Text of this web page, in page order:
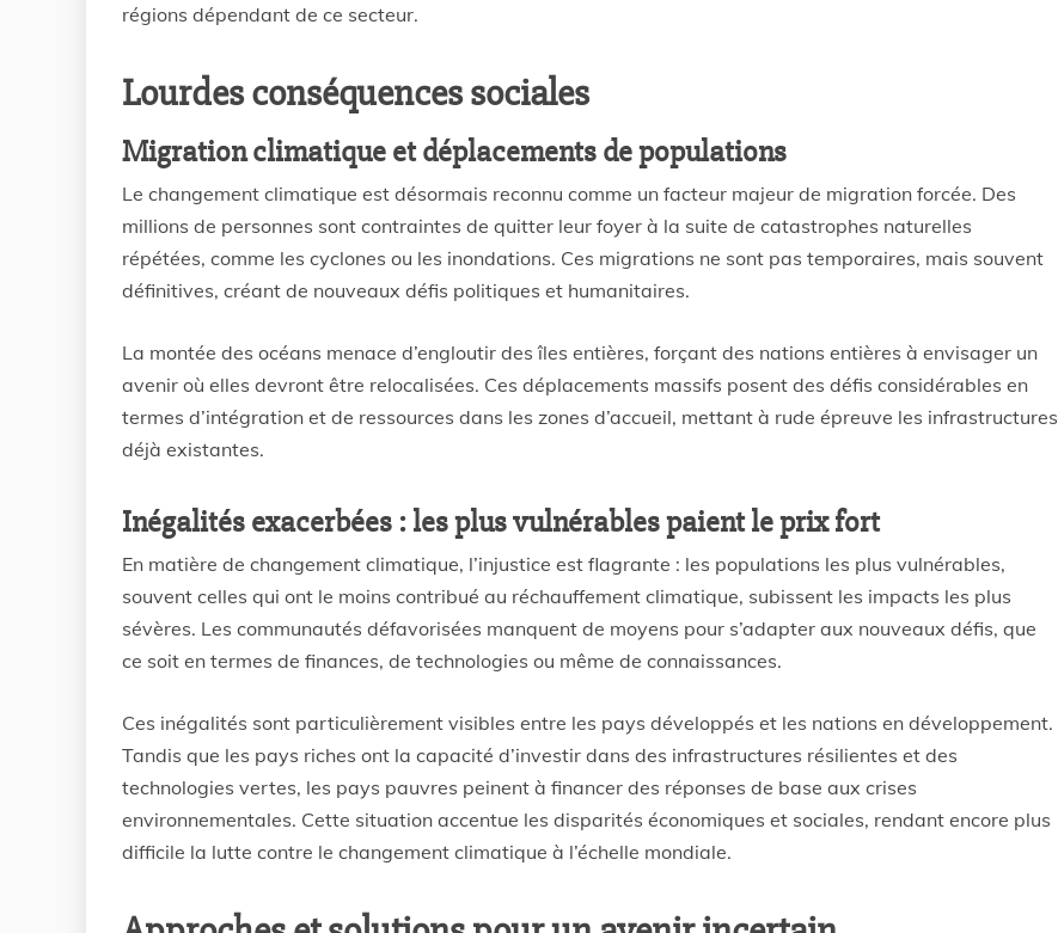
régions dépendant de ce secteur.
Lourdes conséquences sociales
Migration climatique et déplacements de populations
Le changement climatique est désormais reconnu comme un facteur majeur de migration forcée. Des
millions de personnes sont contraintes de quitter leur foyer à la suite de catastrophes naturelles
répétées, comme les cyclones ou les inondations. Ces migrations ne sont pas temporaires, mais souvent
définitives, créant de nouveaux défis politiques et humanitaires.
La montée des océans menace d’engloutir des îles entières, forçant des nations entières à envisager un
avenir où elles devront être relocalisées. Ces déplacements massifs posent des défis considérables en
termes d’intégration et de ressources dans les zones d’accueil, mettant à rude épreuve les infrastructures
déjà existantes.
Inégalités exacerbées : les plus vulnérables paient le prix fort
En matière de changement climatique, l’injustice est flagrante : les populations les plus vulnérables,
souvent celles qui ont le moins contribué au réchauffement climatique, subissent les impacts les plus
sévères. Les communautés défavorisées manquent de moyens pour s’adapter aux nouveaux défis, que
ce soit en termes de finances, de technologies ou même de connaissances.
Ces inégalités sont particulièrement visibles entre les pays développés et les nations en développement.
Tandis que les pays riches ont la capacité d’investir dans des infrastructures résilientes et des
technologies vertes, les pays pauvres peinent à financer des réponses de base aux crises
environnementales. Cette situation accentue les disparités économiques et sociales, rendant encore plus
difficile la lutte contre le changement climatique à l’échelle mondiale.